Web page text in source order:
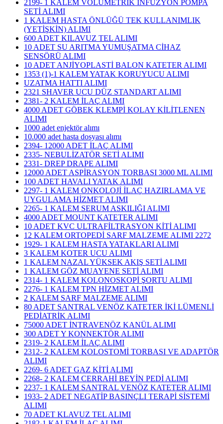
2199- 1 KALEM VOLÜMETRİK İNFÜZYON POMPA
SETİ ALIMI
1 KALEM HASTA ÖNLÜĞÜ TEK KULLANIMLIK
(YETİŞKİN) ALIMI
600 ADET KILAVUZ TEL ALIMI
10 ADET SU ARITMA YUMUŞATMA CİHAZ
SENSÖRÜ ALIMI
10 ADET ANJİYOPLASTİ BALON KATETER ALIMI
1353 (1)-1 KALEM YATAK KORUYUCU ALIMI
UZATMA HATTI ALIMI
2321 SHAVER UCU DÜZ STANDART ALIMI
2381- 2 KALEM İLAÇ ALIMI
4000 ADET GÖBEK KLEMPİ KOLAY KİLİTLENEN
ALIMI
1000 adet enjektör alımı
10.000 adet hasta dosyası alımı
2394- 12000 ADET İLAÇ ALIMI
2335- NEBULİZATÖR SETİ ALIMI
2331- DREP DRAPE ALIMI
12000 ADET ASPİRASYON TORBASI 3000 ML ALIMI
100 ADET HAVALI YATAK ALIMI
2297- 1 KALEM ONKOLOJİ İLAÇ HAZIRLAMA VE
UYGULAMA HİZMET ALIMI
2265- 1 KALEM SERUM ASKILIĞI ALIMI
4000 ADET MOUNT KATETER ALIMI
10 ADET KVC ULTRAFİLTRASYON KİTİ ALIMI
12 KALEM ORTOPEDİ SARF MALZEME ALIMI 2272
1929- 1 KALEM HASTA YATAKLARI ALIMI
3 KALEM KOTER UCU ALIMI
1 KALEM NAZAL YÜKSEK AKIŞ SETİ ALIMI
1 KALEM GÖZ MUAYENE SETİ ALIMI
2314- 1 KALEM KOLONOSKOPİ ŞORTU ALIMI
2276- 1 KALEM TPN HİZMET ALIMI
2 KALEM SARF MALZEME ALIMI
80 ADET SANTRAL VENÖZ KATETER İKİ LÜMENLİ
PEDİATRİK ALIMI
75000 ADET İNTRAVENÖZ KANÜL ALIMI
300 ADET Y KONNEKTÖR ALIMI
2319- 2 KALEM İLAÇ ALIMI
2312- 2 KALEM KOLOSTOMİ TORBASI VE ADAPTÖR
ALIMI
2269- 6 ADET GAZ KİTİ ALIMI
2268- 2 KALEM CERRAHİ BEYİN PEDİ ALIMI
2237- 1 KALEM SANTRAL VENÖZ KATETER ALIMI
1933- 2 ADET NEGATİP BASINÇLI TERAPİ SİSTEMİ
ALIMI
70 ADET KLAVUZ TEL ALIMI